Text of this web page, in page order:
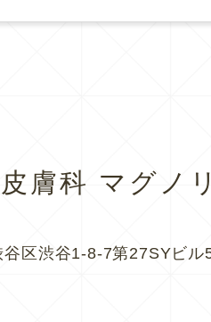
膚科 マグノ
区渋谷1-8-7第27SYビル